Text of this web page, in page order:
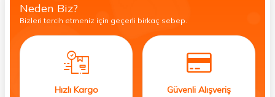
Neden Biz?
Bizleri tercih etmeniz için geçerli birkaç sebep.
Hızlı Kargo Güvenli Alışveriş